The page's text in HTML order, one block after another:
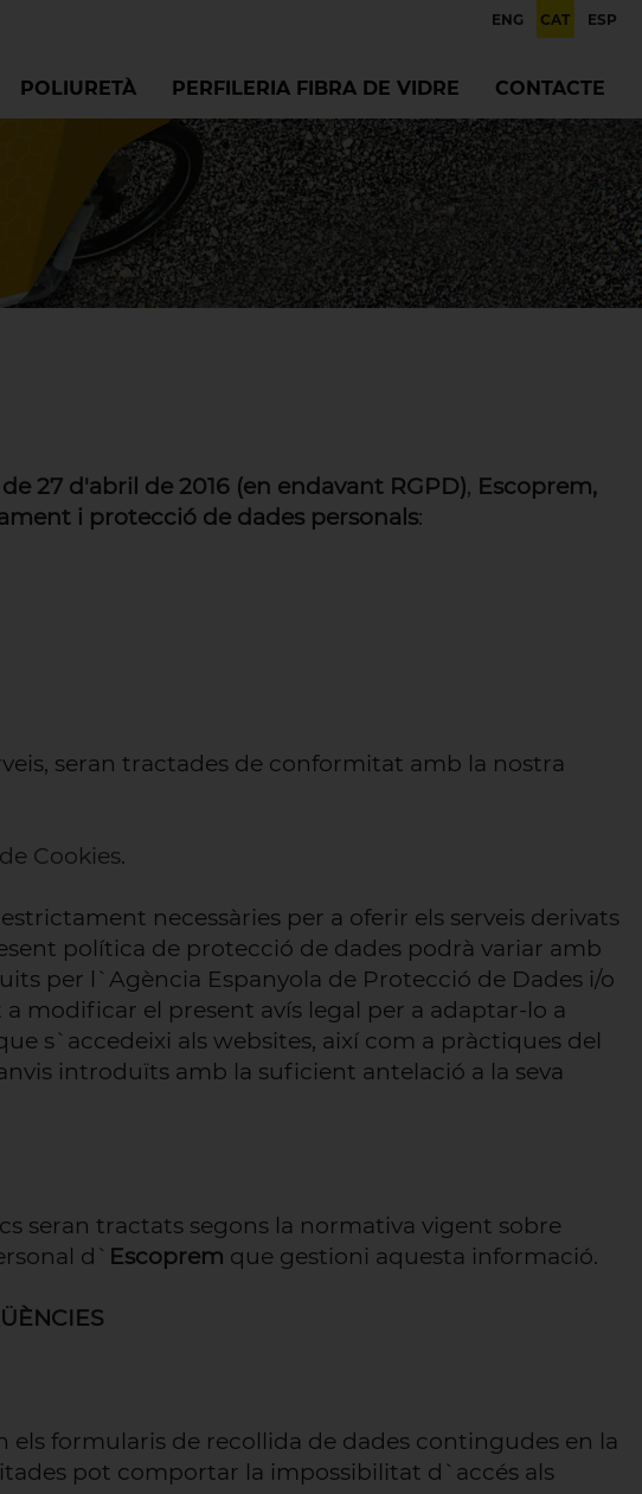
ENG CAT ESP
POLIURETÀ PERFILERIA FIBRA DE VIDRE CONTACTE
27 d'abril de 2016 (en endavant RGPD), Escoprem,
i protecció de dades personals:
seran tractades de conformitat amb la nostra
Cookies.
necessàries per a oferir els serveis derivats
política de protecció de dades podrà variar amb
per l`Agència Espanyola de Protecció de Dades i/o
a modificar el present avís legal per a adaptar-lo a
s`accedeixi als websites, així com a pràctiques del
introduïts amb la suficient antelació a la seva
seran tractats segons la normativa vigent sobre
d` Escoprem que gestioni aquesta informació.
els formularis de recollida de dades contingudes en la
pot comportar la impossibilitat d`accés als